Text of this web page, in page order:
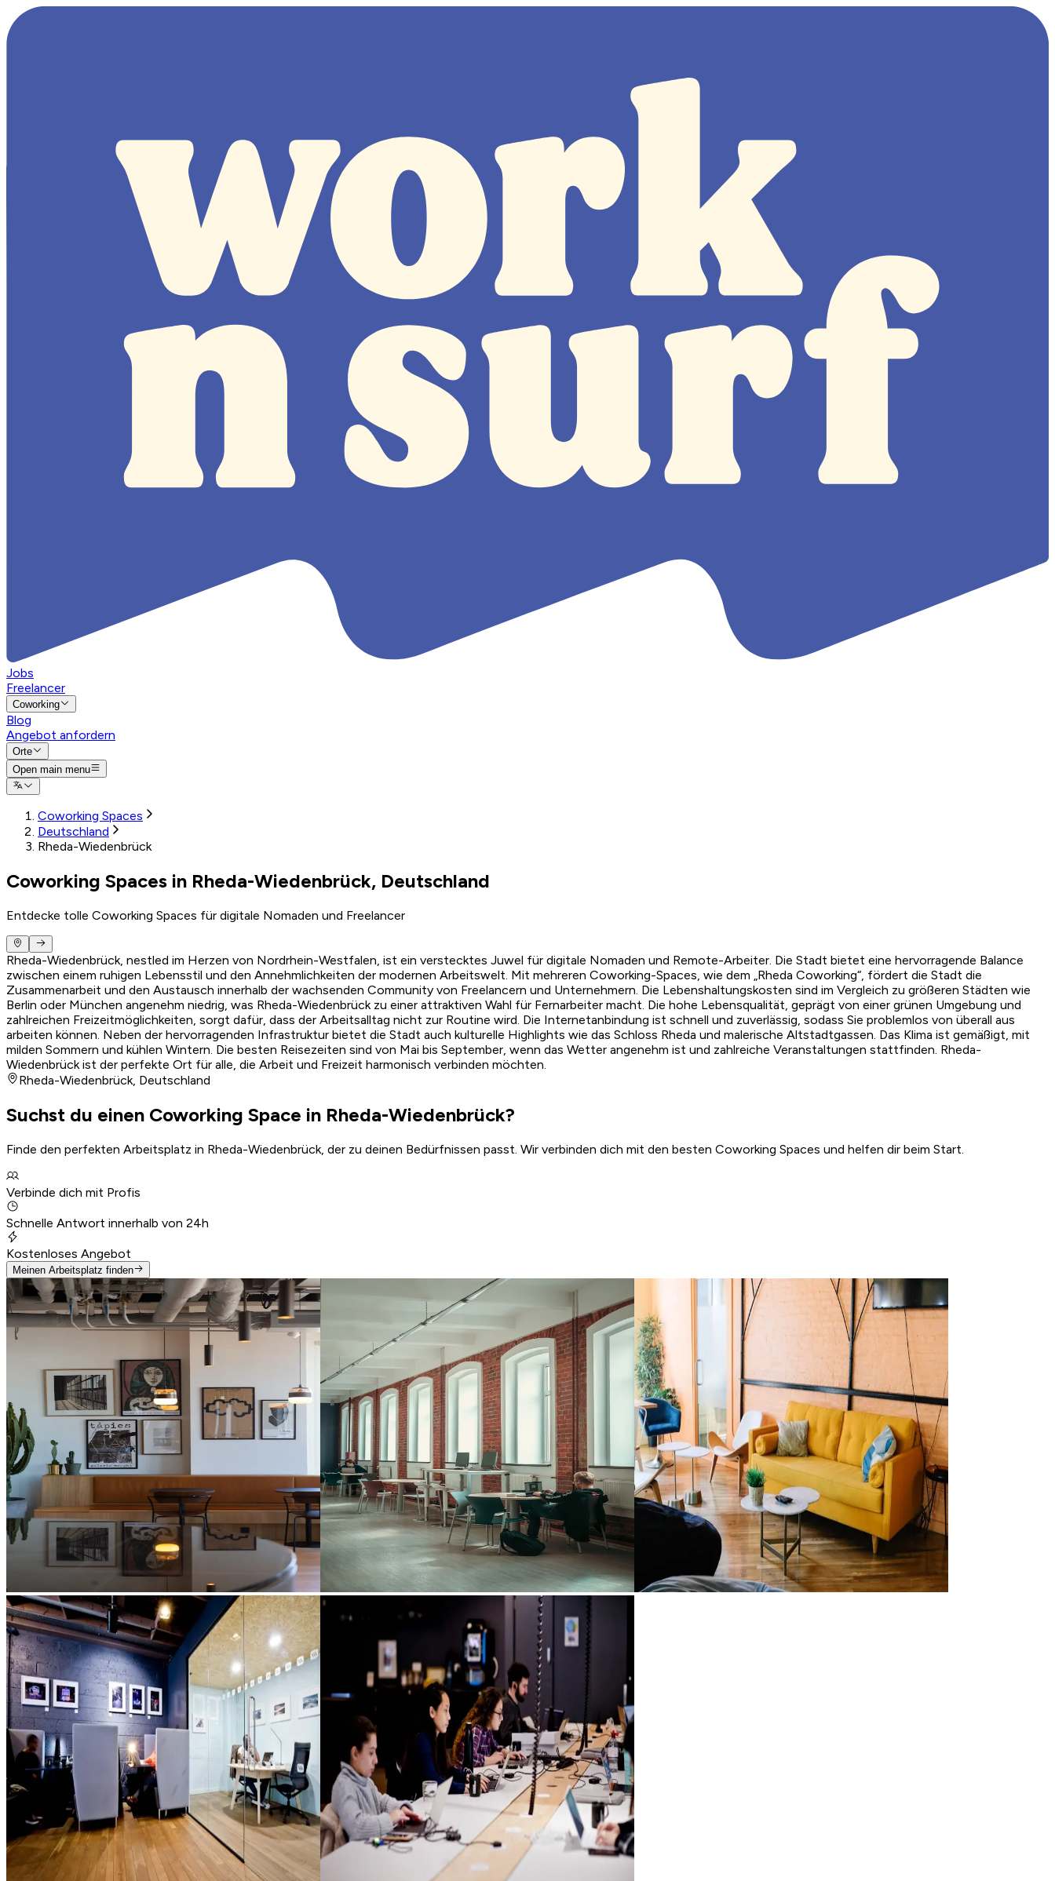
Jobs
Freelancer
Coworking
Blog
Angebot anfordern
Orte
Open main menu
Coworking Spaces
Deutschland
Rheda-Wiedenbrück
Coworking Spaces in Rheda-Wiedenbrück, Deutschland
Entdecke tolle Coworking Spaces für digitale Nomaden und Freelancer
Rheda-Wiedenbrück, nestled im Herzen von Nordrhein-Westfalen, ist ein verstecktes Juwel für digitale Nomaden und Remote-Arbeiter. Die Stadt bietet eine hervorragende Balance
zwischen einem ruhigen Lebensstil und den Annehmlichkeiten der modernen Arbeitswelt. Mit mehreren Coworking-Spaces, wie dem „Rheda Coworking“, fördert die Stadt die
Zusammenarbeit und den Austausch innerhalb der wachsenden Community von Freelancern und Unternehmern. Die Lebenshaltungskosten sind im Vergleich zu größeren Städten wie
Berlin oder München angenehm niedrig, was Rheda-Wiedenbrück zu einer attraktiven Wahl für Fernarbeiter macht. Die hohe Lebensqualität, geprägt von einer grünen Umgebung und
zahlreichen Freizeitmöglichkeiten, sorgt dafür, dass der Arbeitsalltag nicht zur Routine wird. Die Internetanbindung ist schnell und zuverlässig, sodass Sie problemlos von überall aus
arbeiten können. Neben der hervorragenden Infrastruktur bietet die Stadt auch kulturelle Highlights wie das Schloss Rheda und malerische Altstadtgassen. Das Klima ist gemäßigt, mit
milden Sommern und kühlen Wintern. Die besten Reisezeiten sind von Mai bis September, wenn das Wetter angenehm ist und zahlreiche Veranstaltungen stattfinden. Rheda-
Wiedenbrück ist der perfekte Ort für alle, die Arbeit und Freizeit harmonisch verbinden möchten.
Rheda-Wiedenbrück, Deutschland
Suchst du einen Coworking Space in Rheda-Wiedenbrück?
Finde den perfekten Arbeitsplatz in Rheda-Wiedenbrück, der zu deinen Bedürfnissen passt. Wir verbinden dich mit den besten Coworking Spaces und helfen dir beim Start.
Verbinde dich mit Profis
Schnelle Antwort innerhalb von 24h
Kostenloses Angebot
Meinen Arbeitsplatz finden